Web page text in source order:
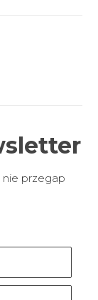
nie przegap